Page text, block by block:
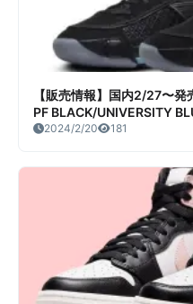
【販売情報】国内2/27〜
PF BLACK/UNIVERSITY
38 ロー PF ブラック/ユニバ
2024/2/20 181